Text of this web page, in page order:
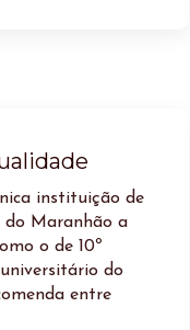
instituição de
do Maranhão a
o de 10º
do
entre